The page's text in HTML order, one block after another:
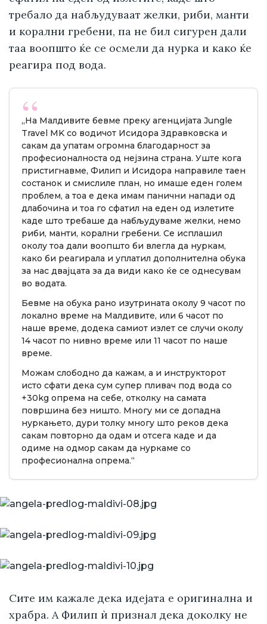
требало да набљудуваат желки, риби, манти
и корални гребени, па не бил сигурен дали
таа воопшто ќе се осмели да нурка и како ќе
реагира под вода.
„На Малдивите бевме преку агенцијата Jungle
Travel MK со водичот Исидора Здравковска и
сакам да упатам огромна благодарност за
професионалноста од нејзина страна. Уште кога
пристигнавме, Филип и Исидора направиле таен
состанок и смислиле план, но имаше еден голем
проблем, а тоа е дека имам панични напади од
длабочина и тоа го сфатил на еден од излетите
каде што требаше да набљудуваме желки, немо
риби, манти, корални гребени. Се исплашил
околу тоа дали воопшто би влегла да нуркам,
како би реагирала и уплатил дополнителна обука
за нас двајцата за да види како ќе се однесувам
во водата.
Бевме на обука рано изутрината околу 9 часот по
локално време на Малдивите, или 6 часот по
наше време, додека самиот излет се случи околу
14 часот по нивно време или 11 часот по наше
време.
Можам слободно да кажам, а и инструкторот
исто сфати дека сум супер пливач под вода со
+30kg опрема на себе, отколку на самата
површина без ништо. Многу ми се допадна
нуркањето, дури толку многу што реков дека
сакам повторно да одам и отсега каде и да
одиме на одмор сакам да нуркаме со
професионална опрема.“
Сите им кажале дека идејата е оригинална и
храбра. А Филип ѝ признал дека доколку не